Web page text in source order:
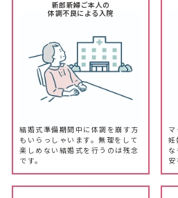
新郎新婦ご本人の
体調不良による入院
結婚式準備期間中に体調を崩す方
もいらっしゃいます。無理をして
楽しめない結婚式を行うのは残念
です。
マ
妊
な
安